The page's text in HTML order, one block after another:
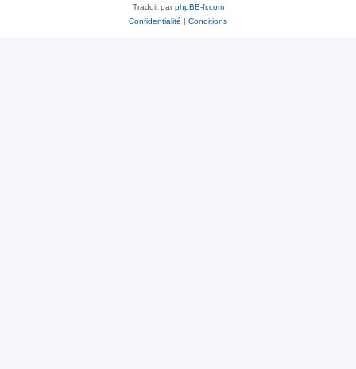
Traduit parphpBB-fr.com
Confidentialité | Conditions